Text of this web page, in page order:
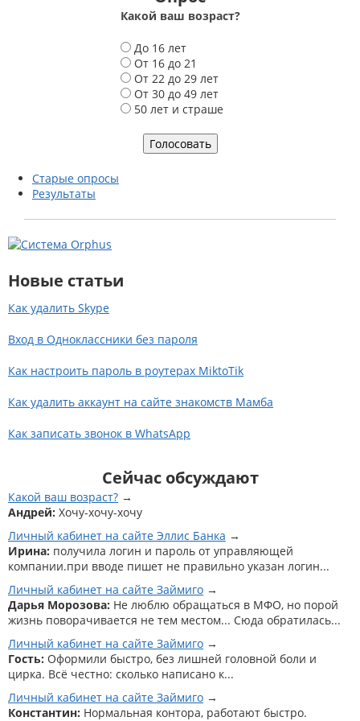
Какой ваш возраст?
В
а
р
и
а
До 16 лет
От 16 до 21
От 22 до 29 лет
От 30 до 49 лет
50 лет и страше
Старые опросы
Результаты
Новые статьи
Как удалить Skype
Вход в Одноклассники без пароля
Как настроить пароль в роутерах MiktoTik
Как удалить аккаунт на сайте знакомств Мамба
Как записать звонок в WhatsApp
Сейчас обсуждают
Какой ваш возраст?
Андрей: Хочу-хочу-хочу
Личный кабинет на сайте Эллис Банка
Ирина: получила логин и пароль от управляющей
компании.при вводе пишет не правильно указан логин...
Личный кабинет на сайте Займиго
Дарья Морозова: Не люблю обращаться в МФО, но порой
жизнь поворачивается не тем местом... Сюда обратилась...
Личный кабинет на сайте Займиго
Гость: Оформили быстро, без лишней головной боли и
цирка. Всё честно: сколько написано к...
Личный кабинет на сайте Займиго
Константин: Нормальная контора, работают быстро.